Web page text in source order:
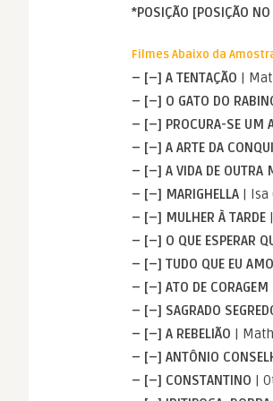
*POSIÇÃO [POSIÇÃO
Filmes Abaixo da
– [–] A TENTAÇÃO |
– [–] O GATO DO
– [–] PROCURA-SE UM
– [–] A ARTE DA
– [–] A VIDA DE OUTRA
– [–] MARIGHELLA | Isa
– [–] MULHER À TARDE
– [–] O QUE ESPERAR
– [–] TUDO QUE EU AMO
– [–] ATO DE CORAGEM
– [–] SAGRADO
– [–] A REBELIÃO |
– [–] ANTÔNIO
– [–] CONSTANTINO |